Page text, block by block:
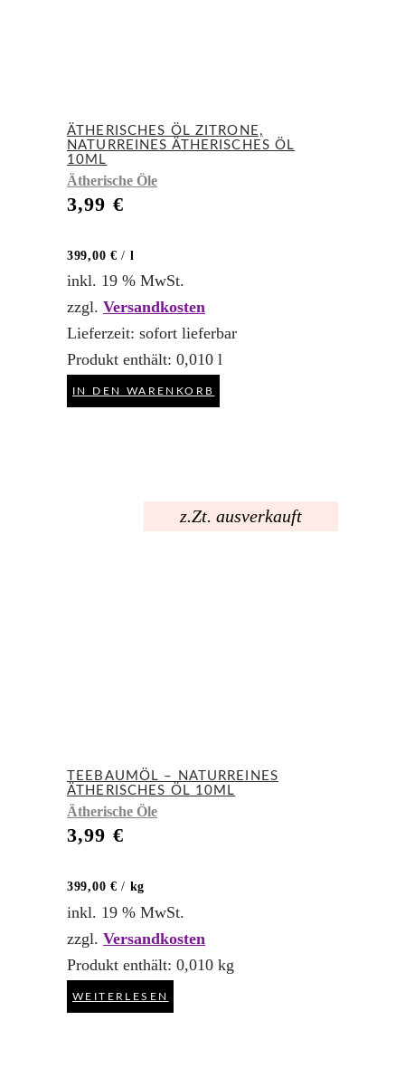
ÄTHERISCHES ÖL ZITRONE,
NATURREINES ÄTHERISCHES ÖL
10ML
Ätherische Öle
3,99 €
399,00 € / l
inkl. 19 % MwSt.
zzgl. Versandkosten
Lieferzeit: sofort lieferbar
Produkt enthält: 0,010 l
IN DEN WARENKORB
z.Zt. ausverkauft
TEEBAUMÖL – NATURREINES
ÄTHERISCHES ÖL 10ML
Ätherische Öle
3,99 €
399,00 € / kg
inkl. 19 % MwSt.
zzgl. Versandkosten
Produkt enthält: 0,010 kg
WEITERLESEN